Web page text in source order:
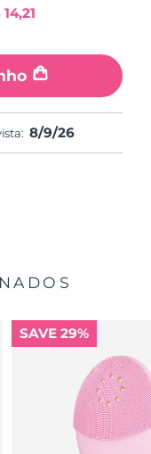
8/9/26
SAVE 29%